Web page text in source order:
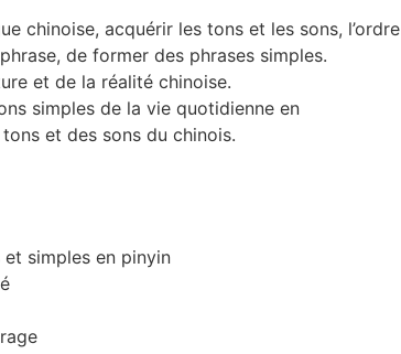
chinoise, acquérir les tons et les sons, l’ordre
de former des phrases simples.
et de la réalité chinoise.
simples de la vie quotidienne en
et des sons du chinois.
simples en pinyin